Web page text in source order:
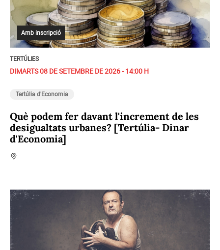
Amb inscripció
TERTÚLIES
DIMARTS 08 DE SETEMBRE DE 2026 - 14:00 H
Tertúlia d'Economia
Què podem fer davant l'increment de les
desigualtats urbanes? [Tertúlia- Dinar
d'Economia]